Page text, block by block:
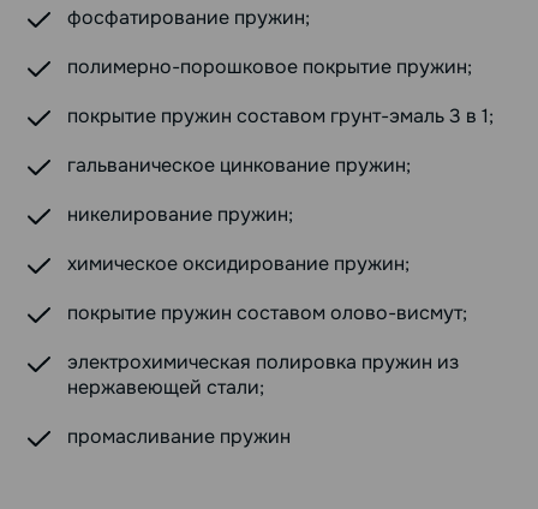
фосфатирование пружин;
полимерно-порошковое покрытие пружин;
покрытие пружин составом грунт-эмаль 3 в 1;
гальваническое цинкование пружин;
никелирование пружин;
химическое оксидирование пружин;
покрытие пружин составом олово-висмут;
электрохимическая полировка пружин из
нержавеющей стали;
промасливание пружин